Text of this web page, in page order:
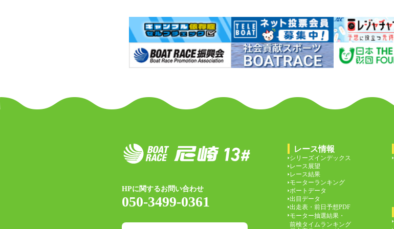
HPに関するお問い合わせ
050-3499-0361
レース情報
シリーズインデックス
レース展望
レース結果
モーターランキング
ボートデータ
出目データ
出走表・前日予想PDF
モーター抽選結果・
前検タイムランキング